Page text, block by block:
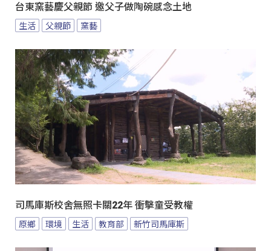
台東窯藝慶父親節 邀父子做陶碗感念土地
生活 父親節 窯藝
司馬庫斯校舍無照卡關22年 衝擊童受教權
原鄉 環境 生活 教育部 新竹司馬庫斯